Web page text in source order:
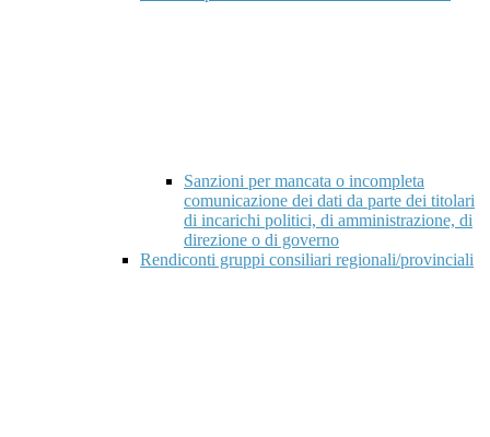
Sanzioni per mancata o incompleta
comunicazione dei dati da parte dei titolari
di incarichi politici, di amministrazione, di
direzione o di governo
Rendiconti gruppi consiliari regionali/provinciali